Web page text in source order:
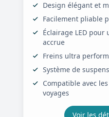
Design élégant et
Facilement pliable
Éclairage LED
accrue
Freins ultra
Système de
Compatible avec
voyages
Voir les